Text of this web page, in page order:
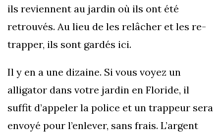
ils reviennent au jardin où ils ont été
retrouvés. Au lieu de les relâcher et les re-
trapper, ils sont gardés ici.
Il y en a une dizaine. Si vous voyez un
alligator dans votre jardin en Floride, il
suffit d’appeler la police et un trappeur sera
envoyé pour l’enlever, sans frais. L’argent